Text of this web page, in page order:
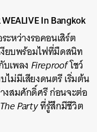
WEALIVE In Bangkok
ะหว่างรอคอนเสิร์ต
งียบพร้อมไฟที่มืดสนิท
เพลงFireproofโชว์
ไม่มีเสียงดนตรี เริ่มต้น
งสมศักดิ์ศรี ก่อนจะต่อ
Partyที่รู้สึกมีชีวิต